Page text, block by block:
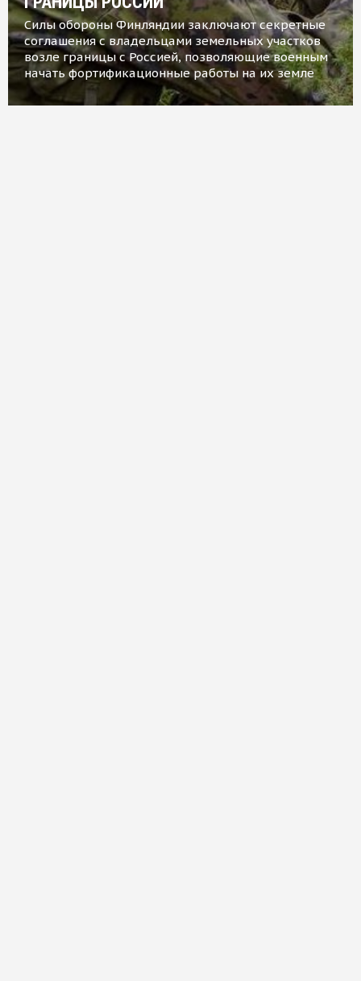
Силы обороны Финляндии заключают секретные
соглашения с владельцами земельных участков
возле границы с Россией, позволяющие военным
начать фортификационные работы на их земле